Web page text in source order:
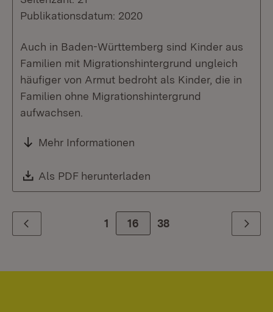
Publikationsdatum: 2020
Auch in Baden-Württemberg sind Kinder aus
Familien mit Migrationshintergrund ungleich
häufiger von Armut bedroht als Kinder, die in
Familien ohne Migrationshintergrund
aufwachsen.
Mehr Informationen
Download:
Als PDF herunterladen
Zurück 1 Zur Seite
16 38 Weiter